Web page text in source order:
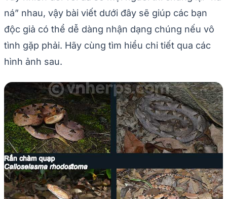
ná” nhau, vậy bài viết dưới đây sẽ giúp các bạn
độc giả có thể dễ dàng nhận dạng chúng nếu vô
tình gặp phải. Hãy cùng tìm hiểu chi tiết qua các
hình ảnh sau.